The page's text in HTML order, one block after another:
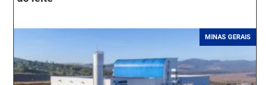
MINAS GERAIS